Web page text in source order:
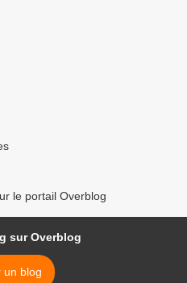
le portail Overblog
sur Overblog
un blog